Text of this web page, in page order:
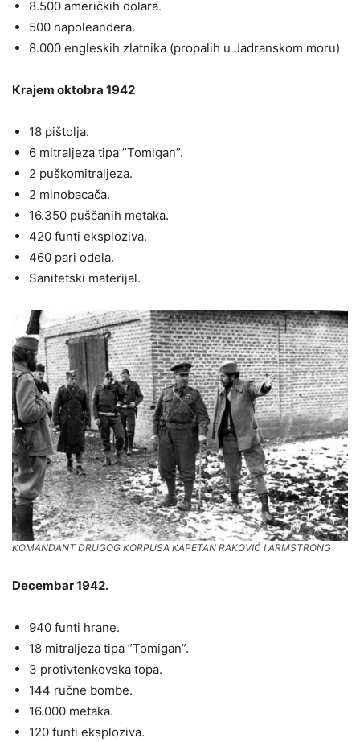
8.500 američkih dolara.
500 napoleandera.
8.000 engleskih zlatnika (propalih u Jadranskom moru)
Кrajem oktobra 1942
18 pištolja.
6 mitraljeza tipa ”Tomigan”.
2 puškomitraljeza.
2 minobacača.
16.350 puščanih metaka.
420 funti eksploziva.
460 pari odela.
Sanitetski materijal.
KOMANDANT DRUGOG KORPUSA KAPETAN RAKOVIĆ I ARMSTRONG
Decembar 1942.
940 funti hrane.
18 mitraljeza tipa ”Tomigan”.
3 protivtenkovska topa.
144 ručne bombe.
16.000 metaka.
120 funti eksploziva.